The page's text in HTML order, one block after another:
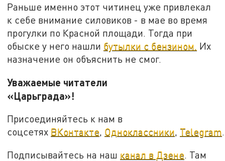
Раньше именно этот читинец уже привлекал
к себе внимание силовиков - в мае во время
прогулки по Красной площади. Тогда при
обыске у него нашли бутылки с бензином. Их
назначение он объяснить не смог.
Уважаемые читатели
«Царьграда»!
Присоединяйтесь к нам в
соцсетях ВКонтакте, Одноклассники, Telegram.
Подписывайтесь на наш канал в Дзене. Там